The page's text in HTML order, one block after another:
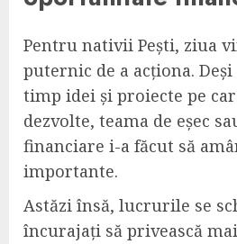
Pentru nativii Pești, ziua
puternic de a acționa.
timp idei și proiecte pe
dezvolte, teama de eșec
financiare i-a făcut să
importante.
Astăzi însă, lucrurile se
încurajați să privească